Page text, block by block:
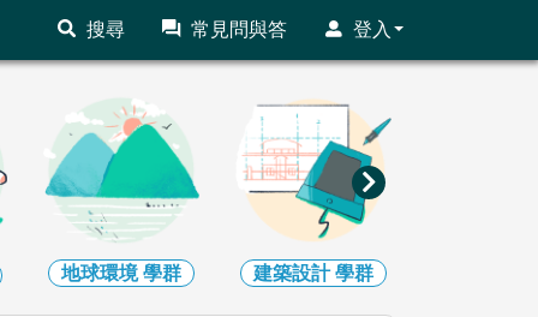
搜尋 常見問與答 登入
地球環境學群 建築設計學群